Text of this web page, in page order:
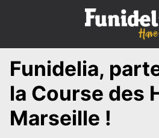
p
Funidelia,
la Course des
Marseille !